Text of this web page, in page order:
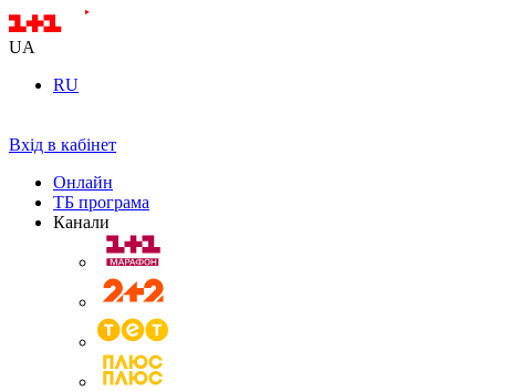
UA
RU
Вхід в кабінет
Онлайн
ТБ програма
Канали